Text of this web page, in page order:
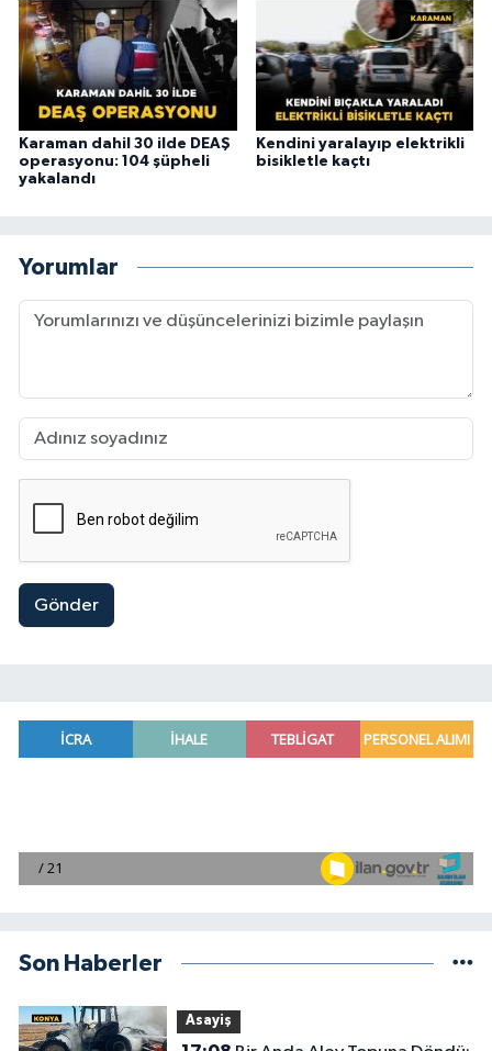
Karaman dahil 30 ilde DEAŞ
operasyonu: 104 şüpheli
yakalandı
Kendini yaralayıp elektrikli
bisikletle kaçtı
Yorumlar
Gönder
Son Haberler
Asayiş